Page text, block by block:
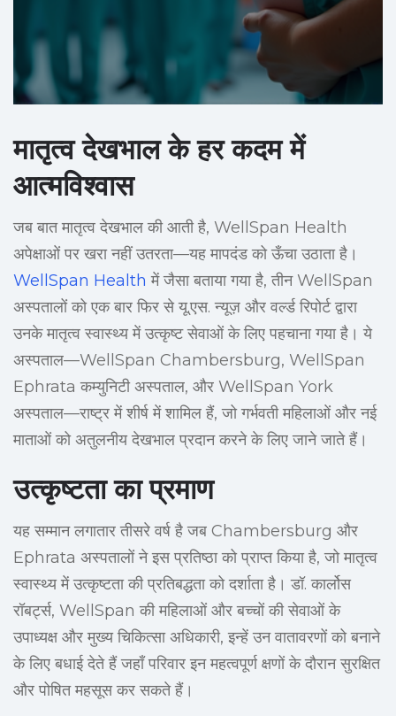
मातृत्व देखभाल के हर कदम में
आत्मविश्वास
जब बात मातृत्व देखभाल की आती है, WellSpan Health
अपेक्षाओं पर खरा नहीं उतरता—यह मापदंड को ऊँचा उठाता है।
WellSpan Health में जैसा बताया गया है, तीन WellSpan
अस्पतालों को एक बार फिर से यू.एस. न्यूज़ और वर्ल्ड रिपोर्ट द्वारा
उनके मातृत्व स्वास्थ्य में उत्कृष्ट सेवाओं के लिए पहचाना गया है। ये
अस्पताल—WellSpan Chambersburg, WellSpan
Ephrata कम्युनिटी अस्पताल, और WellSpan York
अस्पताल—राष्ट्र में शीर्ष में शामिल हैं, जो गर्भवती महिलाओं और नई
माताओं को अतुलनीय देखभाल प्रदान करने के लिए जाने जाते हैं।
उत्कृष्टता का प्रमाण
यह सम्मान लगातार तीसरे वर्ष है जब Chambersburg और
Ephrata अस्पतालों ने इस प्रतिष्ठा को प्राप्त किया है, जो मातृत्व
स्वास्थ्य में उत्कृष्टता की प्रतिबद्धता को दर्शाता है। डॉ. कार्लोस
रॉबर्ट्स, WellSpan की महिलाओं और बच्चों की सेवाओं के
उपाध्यक्ष और मुख्य चिकित्सा अधिकारी, इन्हें उन वातावरणों को बनाने
के लिए बधाई देते हैं जहाँ परिवार इन महत्वपूर्ण क्षणों के दौरान सुरक्षित
और पोषित महसूस कर सकते हैं।